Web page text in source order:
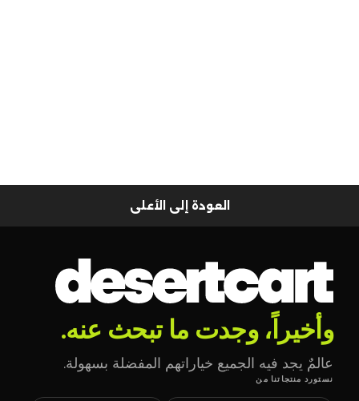
العودة إلى الأعلى
وأخيراً، وجدت ما تبحث عنه.
عالمٌ يجد فيه الجميع خياراتهم المفضلة بسهولة.
نستورد منتجاتنا من